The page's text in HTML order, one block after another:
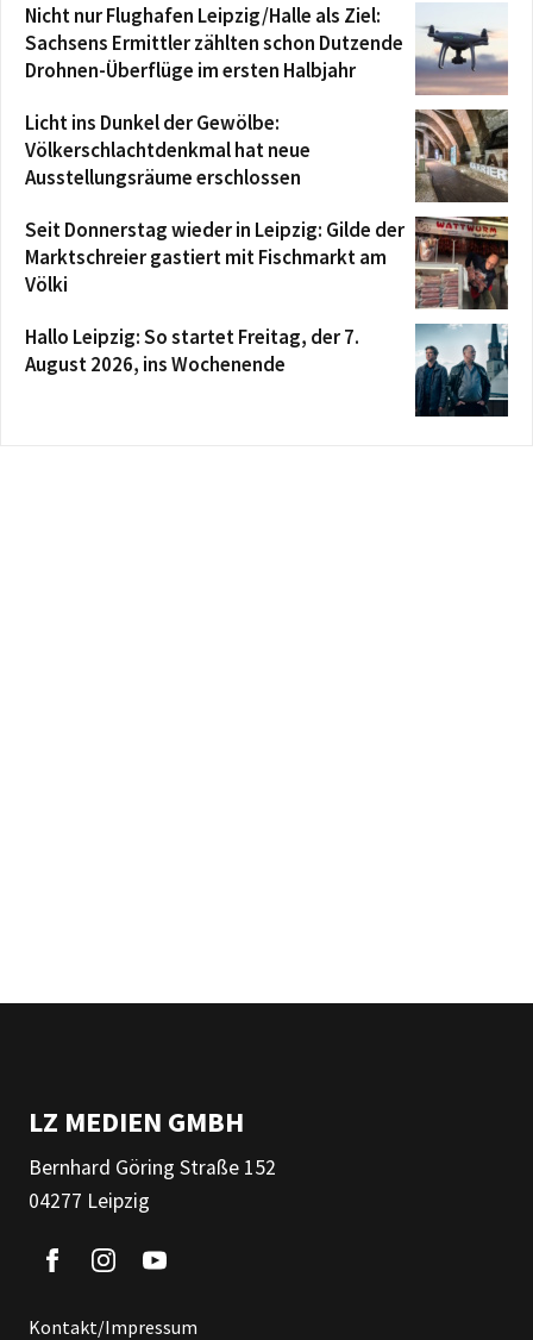
Nicht nur Flughafen Leipzig/Halle als Ziel:
Sachsens Ermittler zählten schon Dutzende
Drohnen-Überflüge im ersten Halbjahr
Licht ins Dunkel der Gewölbe:
Völkerschlachtdenkmal hat neue
Ausstellungsräume erschlossen
Seit Donnerstag wieder in Leipzig: Gilde der
Marktschreier gastiert mit Fischmarkt am
Völki
Hallo Leipzig: So startet Freitag, der 7.
August 2026, ins Wochenende
LZ MEDIEN GMBH
Bernhard Göring Straße 152
04277 Leipzig
Kontakt/Impressum